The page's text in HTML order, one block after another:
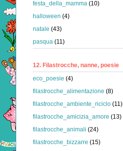
festa_della_mamma (10)
halloween (4)
natale (43)
pasqua (11)
12. Filastrocche, nanne, poesie
eco_poesie (4)
filastrocche_alimentazione (8)
filastrocche_ambiente_riciclo (11)
filastrocche_amicizia_amore (13)
filastrocche_animali (24)
filastrocche_bizzarre (15)